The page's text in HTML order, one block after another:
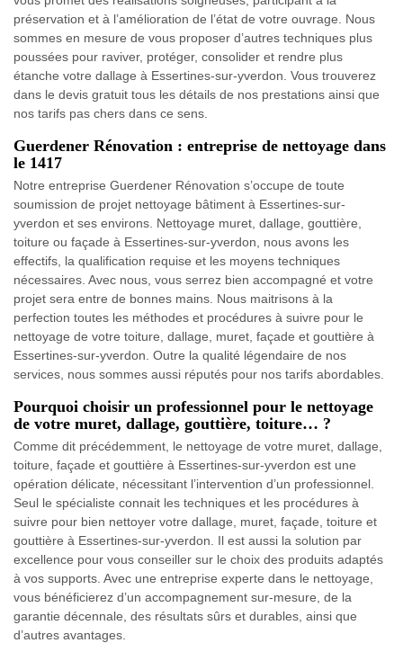
préservation et à l’amélioration de l’état de votre ouvrage. Nous
sommes en mesure de vous proposer d’autres techniques plus
poussées pour raviver, protéger, consolider et rendre plus
étanche votre dallage à Essertines-sur-yverdon. Vous trouverez
dans le devis gratuit tous les détails de nos prestations ainsi que
nos tarifs pas chers dans ce sens.
Guerdener Rénovation : entreprise de nettoyage dans
le 1417
Notre entreprise Guerdener Rénovation s’occupe de toute
soumission de projet nettoyage bâtiment à Essertines-sur-
yverdon et ses environs. Nettoyage muret, dallage, gouttière,
toiture ou façade à Essertines-sur-yverdon, nous avons les
effectifs, la qualification requise et les moyens techniques
nécessaires. Avec nous, vous serrez bien accompagné et votre
projet sera entre de bonnes mains. Nous maitrisons à la
perfection toutes les méthodes et procédures à suivre pour le
nettoyage de votre toiture, dallage, muret, façade et gouttière à
Essertines-sur-yverdon. Outre la qualité légendaire de nos
services, nous sommes aussi réputés pour nos tarifs abordables.
Pourquoi choisir un professionnel pour le nettoyage
de votre muret, dallage, gouttière, toiture… ?
Comme dit précédemment, le nettoyage de votre muret, dallage,
toiture, façade et gouttière à Essertines-sur-yverdon est une
opération délicate, nécessitant l’intervention d’un professionnel.
Seul le spécialiste connait les techniques et les procédures à
suivre pour bien nettoyer votre dallage, muret, façade, toiture et
gouttière à Essertines-sur-yverdon. Il est aussi la solution par
excellence pour vous conseiller sur le choix des produits adaptés
à vos supports. Avec une entreprise experte dans le nettoyage,
vous bénéficierez d’un accompagnement sur-mesure, de la
garantie décennale, des résultats sûrs et durables, ainsi que
d’autres avantages.